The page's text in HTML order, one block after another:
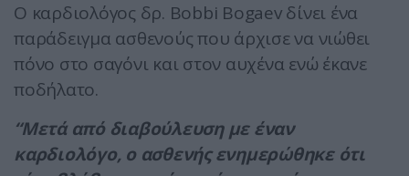
Ο καρδιολόγος δρ. Bobbi Bogaev δίνει ένα
παράδειγμα ασθενούς που άρχισε να νιώθει
πόνο στο σαγόνι και στον αυχένα ενώ έκανε
ποδήλατο.
“Μετά από διαβούλευση με έναν
καρδιολόγο, ο ασθενής ενημερώθηκε ότι